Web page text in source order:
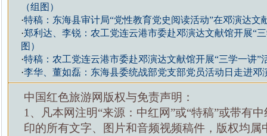
（组图）
·特稿：东海县审计局“党性教育党史阅读活动”在邓演达文
·郑利达、李锐：农工党连云港市委赴邓演达文献馆开展“
图）
·特稿：农工党连云港市委赴邓演达文献馆开展“三学一讲”
·李华、董如磊：东海县委统战部党支部党员活动日走进邓
中国红色旅游网版权与免责声明：
1、凡本网注明“来源：中红网”或“特稿”或带有
印的所有文字、图片和音频视频稿件，版权均属